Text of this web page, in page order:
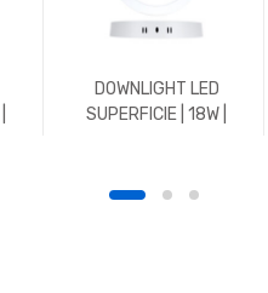
DOWNLIGHT LED
SUPERFICIE | 18W |